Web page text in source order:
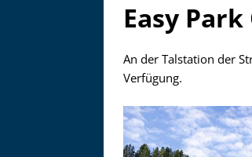
Easy
An der Talstation der
Verfügung.